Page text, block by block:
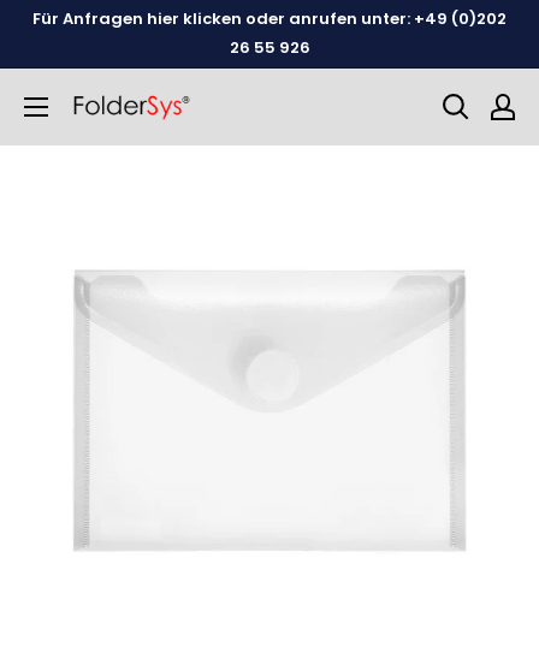
WeiterFür Anfragen hier klicken oder anrufen unter: +49 (0)202
26 55 926